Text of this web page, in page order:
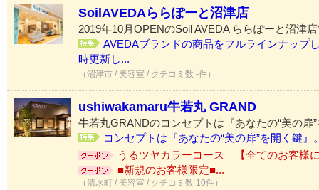
SoilAVEDAららぽーと沼津店
2019年10月OPENのSoil AVEDA ららぽーと沼津
AVEDAブランドの商品をフルラインナップ
時更新し...
（沼津市 / 美容室 / クチコミ数 -件）
ushiwakamaru牛若丸 GRAND
牛若丸GRANDのコンセプトは『あなたの“美の扉
コンセプトは『あなたの“美の扉”を開く鍵』
うるツヤカラーコース 【全てのお客様
■新規のお客様限定■...
（清水町 / 美容室 / クチコミ数 10件）